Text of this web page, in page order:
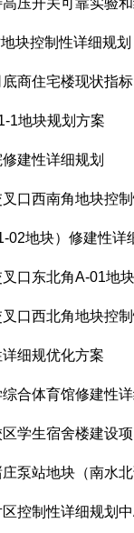
压开关可靠实验
块控制性详细规划
商住宅楼现状指标
1地块规划方案
建性详细规划
口西南角地块控
02地块）修建性详
口东北角A-01地
口西北角地块控
细规优化方案
合体育馆修建性详
学生宿舍楼建设
泵站地块（南水
控制性详细规划